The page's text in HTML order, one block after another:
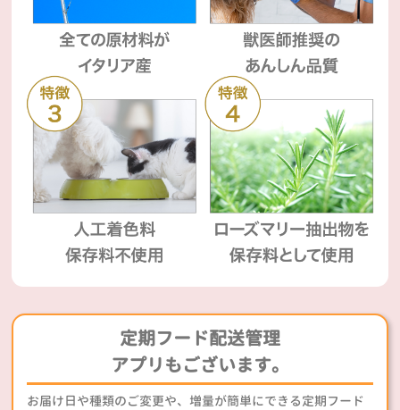
定期フード配送管理
アプリもございます。
お届け日や種類のご変更や、増量が簡単にできる定期フード